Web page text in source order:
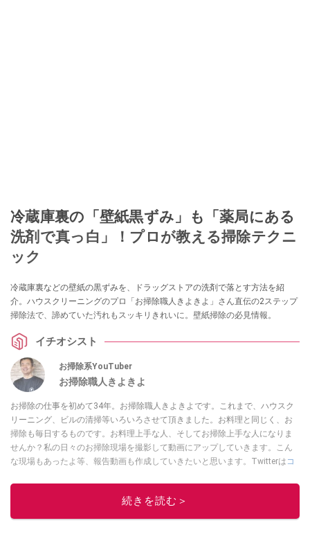
冷蔵庫裏の「壁紙黒ずみ」も「薬局にある
洗剤で真っ白」！プロが教える掃除テクニ
ック
冷蔵庫裏などの壁紙の黒ずみを、ドラッグストアの洗剤で落とす方法を紹
介。ハウスクリーニングのプロ「お掃除職人きよきよ」さん直伝の2ステップ
掃除法で、諦めていた汚れもスッキリきれいに。壁紙掃除の必見情報。
イチオシスト
お掃除系YouTuber
お掃除職人きよきよ
お掃除の仕事を初めて34年。お掃除職人きよきよです。これまで、ハウスク
リーニング、ビルの清掃等いろいろさせて頂きました。お料理と同じく、お
掃除も毎日するものです。お料理上手な人、そしてお掃除上手な人になりま
せんか？私の日々のお掃除現場を撮影して動画にアップしていきます。こん
な現場もあったよ等、報告動画も作成していきたいと思います。Twitterは コ
このイチオシストの他の記事を読む
続きを読む＞